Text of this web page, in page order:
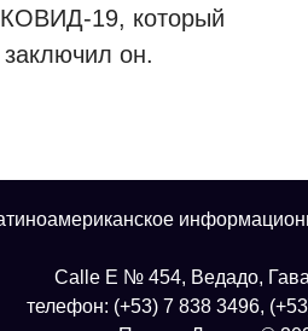
КОВИД-19, который
он.
Calle E № 454, Ведадо,
телефон: (+53) 7 838 3496,